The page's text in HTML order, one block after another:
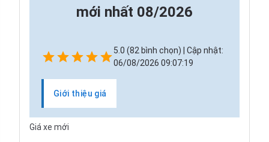
mới nhất 08/2026
5.0 (82 bình chọn) | Cập nhật:
06/08/2026 09:07:19
Giới thiệu giá
Giá xe mới